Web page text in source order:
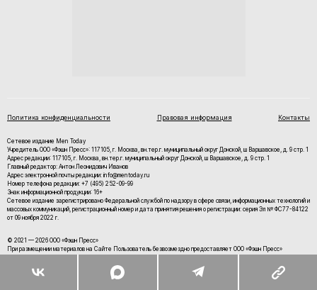
Политика конфиденциальности Правовая информация Контакты
Сетевое издание Men Today
Учредитель ООО «Фэшн Пресс»: 117105, г. Москва, вн.тер.г. муниципальный округ Донской, ш Варшавское, д. 9 стр. 1
Адрес редакции: 117105, г. Москва, вн.тер.г. муниципальный округ Донской, ш Варшавское, д. 9 стр. 1
Главный редактор: Антон Леонидович Иванов
Адрес электронной почты редакции: info@mentoday.ru
Номер телефона редакции: +7 (495) 252-09-99
Знак информационной продукции: 16+
Cетевое издание зарегистрировано Федеральной службой по надзору в сфере связи, информационных технологий и
массовых коммуникаций, регистрационный номер и дата принятия решения о регистрации: серия Эл № ФС77-84122
от 09 ноября 2022 г.
© 2021 — 2026 ООО «Фэшн Пресс»
При размещении материалов на Сайте Пользователь безвозмездно предоставляет ООО «Фэшн Пресс»
произведений, а также на демонстрацию материалов и доведение их до всеобщего сведения.